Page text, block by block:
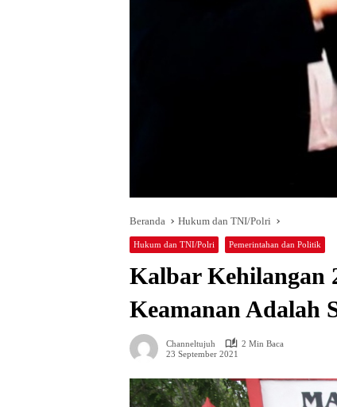
Beranda Hukum dan TNI/Polri
Hukum dan TNI/Polri Pemerintahan dan Politik
Kalbar
Keamanan Adalah
Channeltujuh
2 Min Baca
23 September 2021